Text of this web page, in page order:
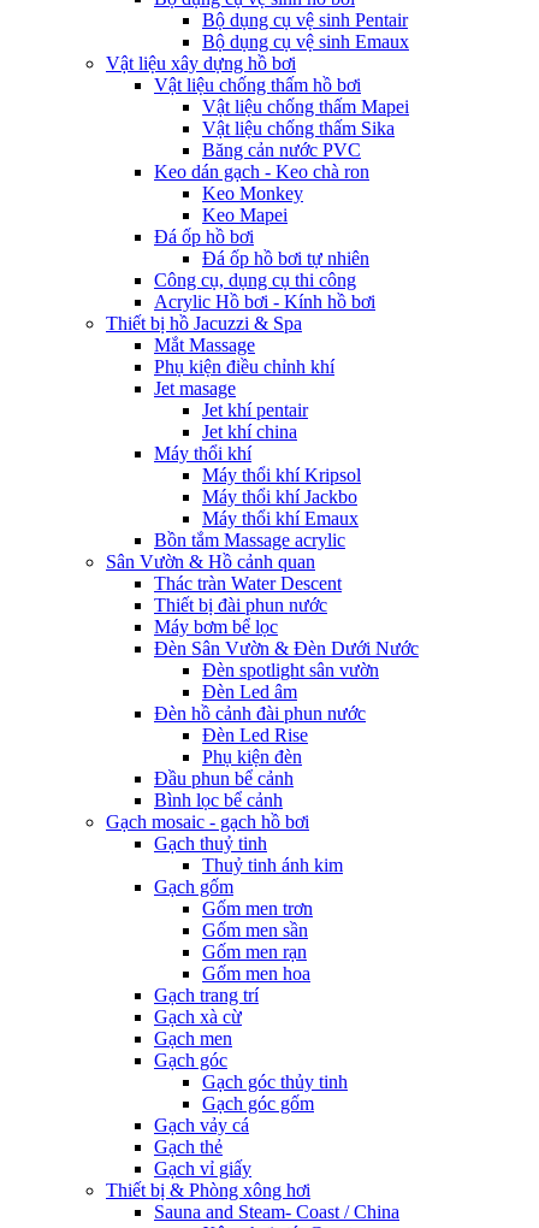
Bộ dụng cụ vệ sinh Pentair
Bộ dụng cụ vệ sinh Emaux
Vật liệu xây dựng hồ bơi
Vật liệu chống thấm hồ bơi
Vật liệu chống thấm Mapei
Vật liệu chống thấm Sika
Băng cản nước PVC
Keo dán gạch - Keo chà ron
Keo Monkey
Keo Mapei
Đá ốp hồ bơi
Đá ốp hồ bơi tự nhiên
Công cụ, dụng cụ thi công
Acrylic Hồ bơi - Kính hồ bơi
Thiết bị hồ Jacuzzi & Spa
Mắt Massage
Phụ kiện điều chỉnh khí
Jet masage
Jet khí pentair
Jet khí china
Máy thổi khí
Máy thổi khí Kripsol
Máy thổi khí Jackbo
Máy thổi khí Emaux
Bồn tắm Massage acrylic
Sân Vườn & Hồ cảnh quan
Thác tràn Water Descent
Thiết bị đài phun nước
Máy bơm bể lọc
Đèn Sân Vườn & Đèn Dưới Nước
Đèn spotlight sân vườn
Đèn Led âm
Đèn hồ cảnh đài phun nước
Đèn Led Rise
Phụ kiện đèn
Đầu phun bể cảnh
Bình lọc bể cảnh
Gạch mosaic - gạch hồ bơi
Gạch thuỷ tinh
Thuỷ tinh ánh kim
Gạch gốm
Gốm men trơn
Gốm men sần
Gốm men rạn
Gốm men hoa
Gạch trang trí
Gạch xà cừ
Gạch men
Gạch góc
Gạch góc thủy tinh
Gạch góc gốm
Gạch vảy cá
Gạch thẻ
Gạch vỉ giấy
Thiết bị & Phòng xông hơi
Sauna and Steam- Coast / China